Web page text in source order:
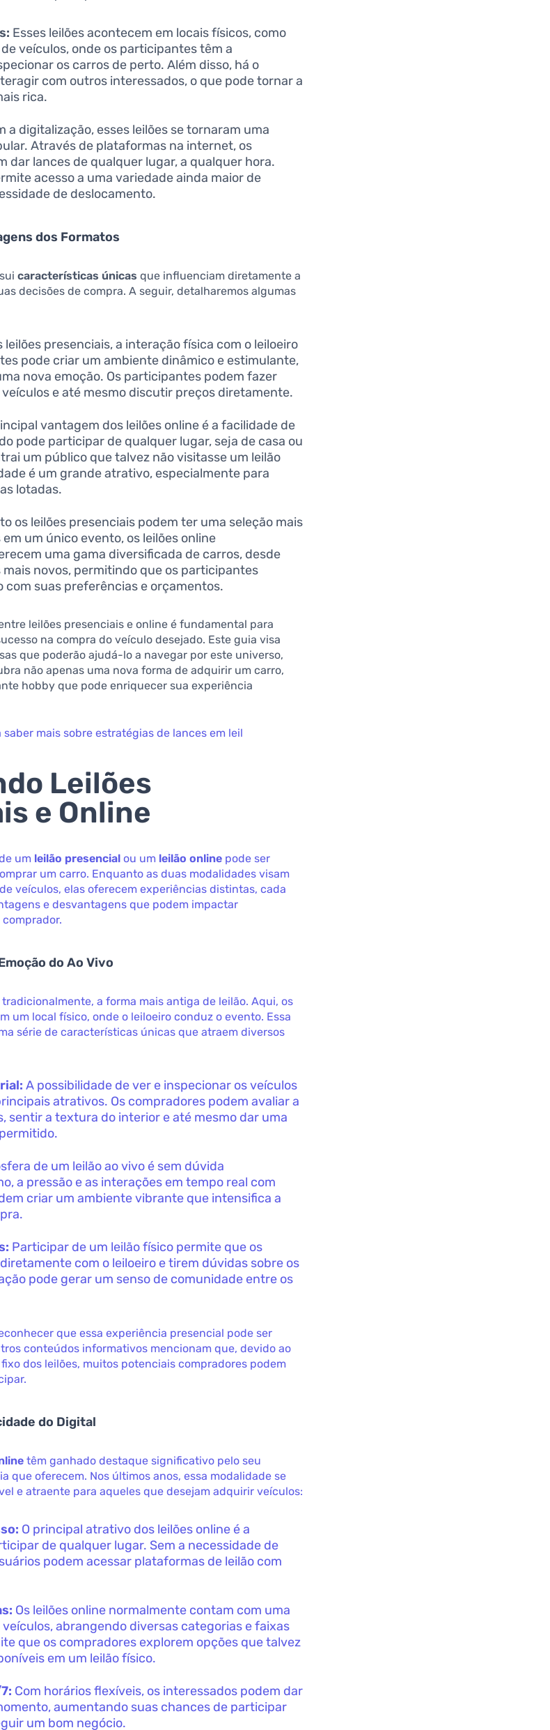
Esses leilões acontecem em locais físicos, como
veículos, onde os participantes têm a
os carros de perto. Além disso, há o
com outros interessados, o que pode tornar a
rica.
a digitalização, esses leilões se tornaram uma
Através de plataformas na internet, os
dar lances de qualquer lugar, a qualquer hora.
acesso a uma variedade ainda maior de
de deslocamento.
dos Formatos
características únicas que influenciam diretamente a
decisões de compra. A seguir, detalharemos algumas
leilões presenciais, a interação física com o leiloeiro
pode criar um ambiente dinâmico e estimulante,
nova emoção. Os participantes podem fazer
e até mesmo discutir preços diretamente.
vantagem dos leilões online é a facilidade de
pode participar de qualquer lugar, seja de casa ou
um público que talvez não visitasse um leilão
é um grande atrativo, especialmente para
lotadas.
os leilões presenciais podem ter uma seleção mais
um único evento, os leilões online
uma gama diversificada de carros, desde
mais novos, permitindo que os participantes
com suas preferências e orçamentos.
leilões presenciais e online é fundamental para
na compra do veículo desejado. Este guia visa
que poderão ajudá-lo a navegar por este universo,
não apenas uma nova forma de adquirir um carro,
hobby que pode enriquecer sua experiência
mais sobre estratégias de lances em leil
Leilões
e Online
um leilão presencial ou um leilão online pode ser
um carro. Enquanto as duas modalidades visam
veículos, elas oferecem experiências distintas, cada
e desvantagens que podem impactar
do Ao Vivo
tradicionalmente, a forma mais antiga de leilão. Aqui, os
um local físico, onde o leiloeiro conduz o evento. Essa
série de características únicas que atraem diversos
A possibilidade de ver e inspecionar os veículos
atrativos. Os compradores podem avaliar a
sentir a textura do interior e até mesmo dar uma
de um leilão ao vivo é sem dúvida
a pressão e as interações em tempo real com
criar um ambiente vibrante que intensifica a
Participar de um leilão físico permite que os
com o leiloeiro e tirem dúvidas sobre os
pode gerar um senso de comunidade entre os
que essa experiência presencial pode ser
conteúdos informativos mencionam que, devido ao
dos leilões, muitos potenciais compradores podem
do Digital
têm ganhado destaque significativo pelo seu
que oferecem. Nos últimos anos, essa modalidade se
e atraente para aqueles que desejam adquirir veículos:
O principal atrativo dos leilões online é a
de qualquer lugar. Sem a necessidade de
podem acessar plataformas de leilão com
Os leilões online normalmente contam com uma
abrangendo diversas categorias e faixas
que os compradores explorem opções que talvez
em um leilão físico.
Com horários flexíveis, os interessados podem dar
aumentando suas chances de participar
um bom negócio.